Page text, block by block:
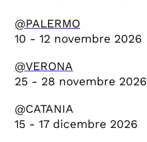
@PALERMO
10 - 12 novembre 2026
@VERONA
25 - 28 novembre 2026
@CATANIA
15 - 17 dicembre 2026